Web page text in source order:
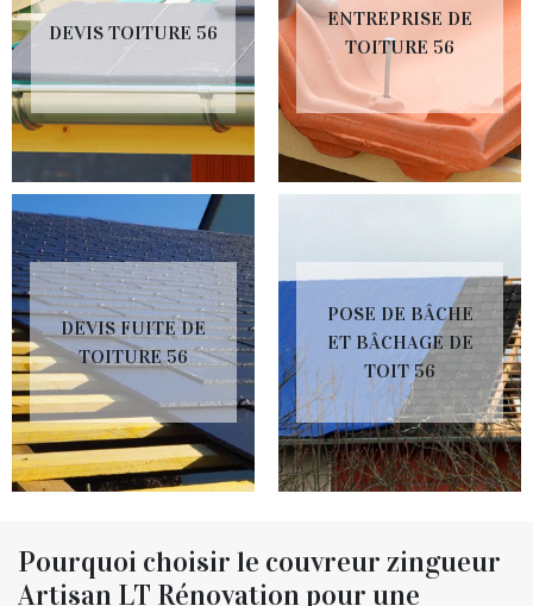
DEVIS TOITURE 56
ENTREPRISE DE
TOITURE 56
DEVIS FUITE DE
TOITURE 56
POSE DE BÂCHE
ET BÂCHAGE DE
TOIT 56
Pourquoi choisir le couvreur zingueur
Artisan LT Rénovation pour une